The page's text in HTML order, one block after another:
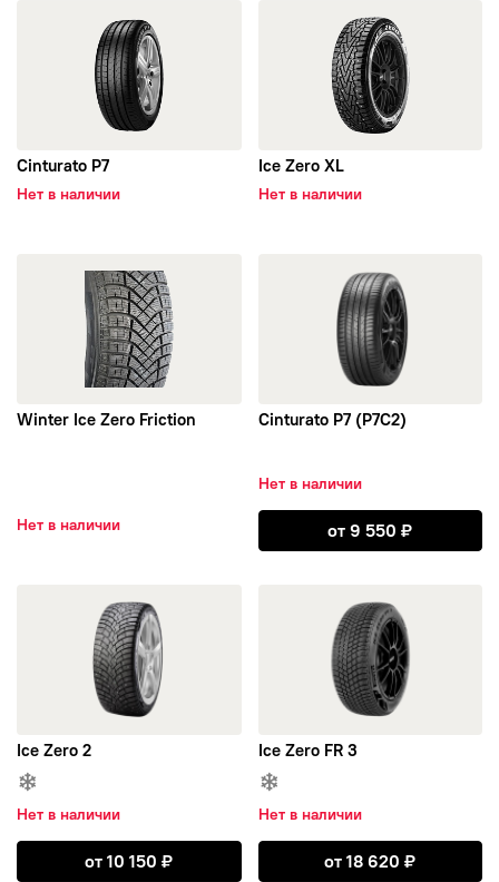
Formula
Fortune
Fronway
Gislaved
Goldstone
GRIPMAX
GT Radial
HIFLY
ATLANDER
Cinturato P7
Нет в наличии
Ice Zero XL
Нет в наличии
Winter Ice Zero Friction
Нет в наличии
Cinturato P7 (P7C2)
от9 550 ₽
Открыть
Нет в наличии
Ice Zero 2
от10 150 ₽
Открыть Ice Zero 2
Нет в наличии
Ice Zero FR 3
от18 620 ₽
Открыть Ice
Нет в наличии